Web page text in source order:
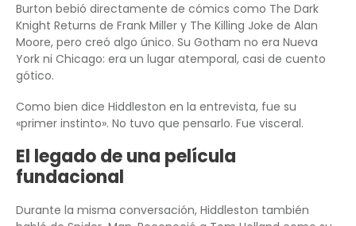
Burton bebió directamente de cómics como The Dark
Knight Returns de Frank Miller y The Killing Joke de Alan
Moore, pero creó algo único. Su Gotham no era Nueva
York ni Chicago: era un lugar atemporal, casi de cuento
gótico.
Como bien dice Hiddleston en la entrevista, fue su
«primer instinto». No tuvo que pensarlo. Fue visceral.
El legado de una película
fundacional
Durante la misma conversación, Hiddleston también